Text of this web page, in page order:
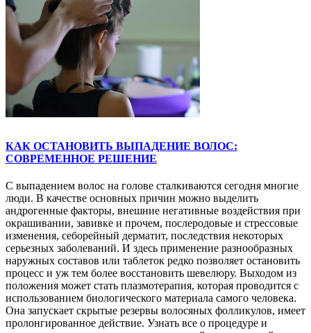
КАК ОСТАНОВИТЬ ВЫПАДЕНИЕ ВОЛОС:
СОВРЕМЕННОЕ РЕШЕНИЕ
С выпадением волос на голове сталкиваются сегодня многие
люди. В качестве основных причин можно выделить
андрогенные факторы, внешние негативные воздействия при
окрашивании, завивке и прочем, послеродовые и стрессовые
изменения, себорейный дерматит, последствия некоторых
серьезных заболеваний. И здесь применение разнообразных
наружных составов или таблеток редко позволяет остановить
процесс и уж тем более восстановить шевелюру. Выходом из
положения может стать плазмотерапия, которая проводится с
использованием биологического материала самого человека.
Она запускает скрытые резервы волосяных фолликулов, имеет
пролонгированное действие. Узнать все о процедуре и